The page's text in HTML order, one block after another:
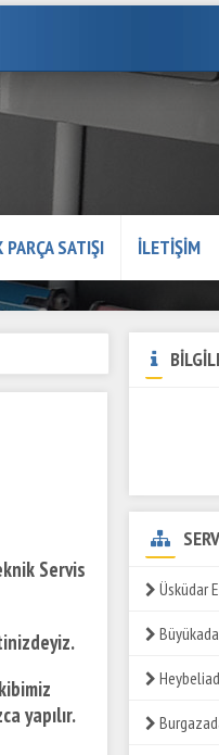
PARÇA SATIŞI İLETİŞİM
Servis
yapılır.
Üsküdar